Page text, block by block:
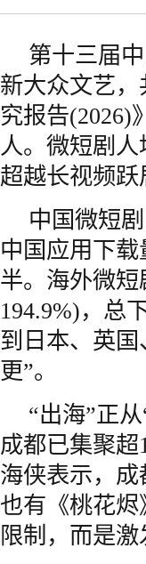
第十三届
新大众文艺
究报告(2026)
人。微短剧人
超越长视频跃
中国微短
中国应用下载
半。海外微短
194.9%)，总
到日本、英
更”。
“出海”正
成都已集聚
海侠表示，
也有《桃花
限制，而是激